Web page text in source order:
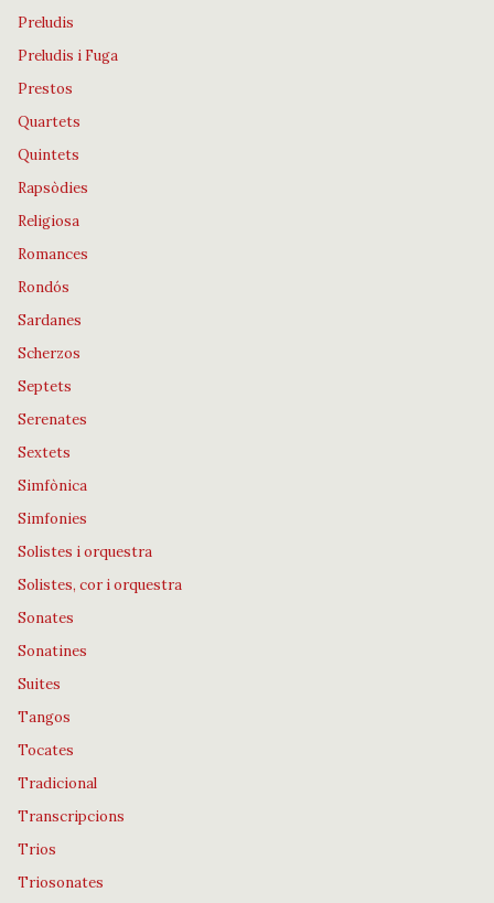
Preludis
Preludis i Fuga
Prestos
Quartets
Quintets
Rapsòdies
Religiosa
Romances
Rondós
Sardanes
Scherzos
Septets
Serenates
Sextets
Simfònica
Simfonies
Solistes i orquestra
Solistes, cor i orquestra
Sonates
Sonatines
Suites
Tangos
Tocates
Tradicional
Transcripcions
Trios
Triosonates